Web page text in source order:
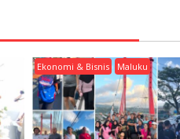
Ekonomi & Bisnis Maluku